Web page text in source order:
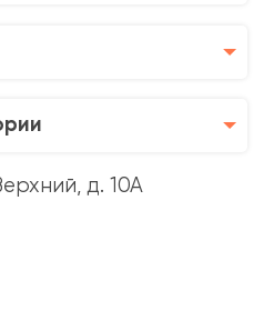
д. 10А